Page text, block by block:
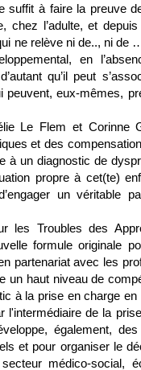
à faire la preuve
chez l’adulte, et
ne relève ni de.., ni de
en
qu’il peut
peuvent, eux-mêmes,
Le Flem et Corinne
et des
à un diagnostic de
propre à cet(te)
un véritable
les Troubles des
formule originale
partenariat avec les
un haut niveau de
à la prise en charge
l'intermédiaire de la
également,
et pour organiser le
médico-social,